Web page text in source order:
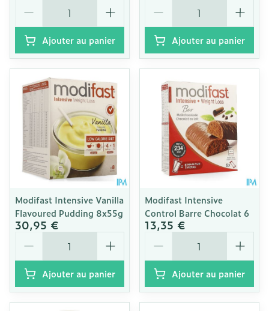
Ajouter au panier Ajouter au panier
Modifast Intensive Vanilla
Flavoured Pudding 8x55g
30,95 €
Ajouter au panier
Modifast Intensive
Control Barre Chocolat 6
13,35 €
Ajouter au panier